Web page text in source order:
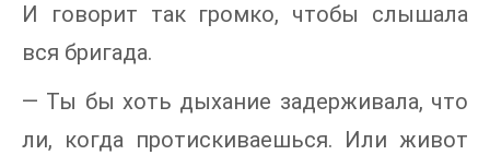
И говорит так громко, чтобы слышала
вся бригада.
— Ты бы хоть дыхание задерживала, что
ли, когда протискиваешься. Или живот